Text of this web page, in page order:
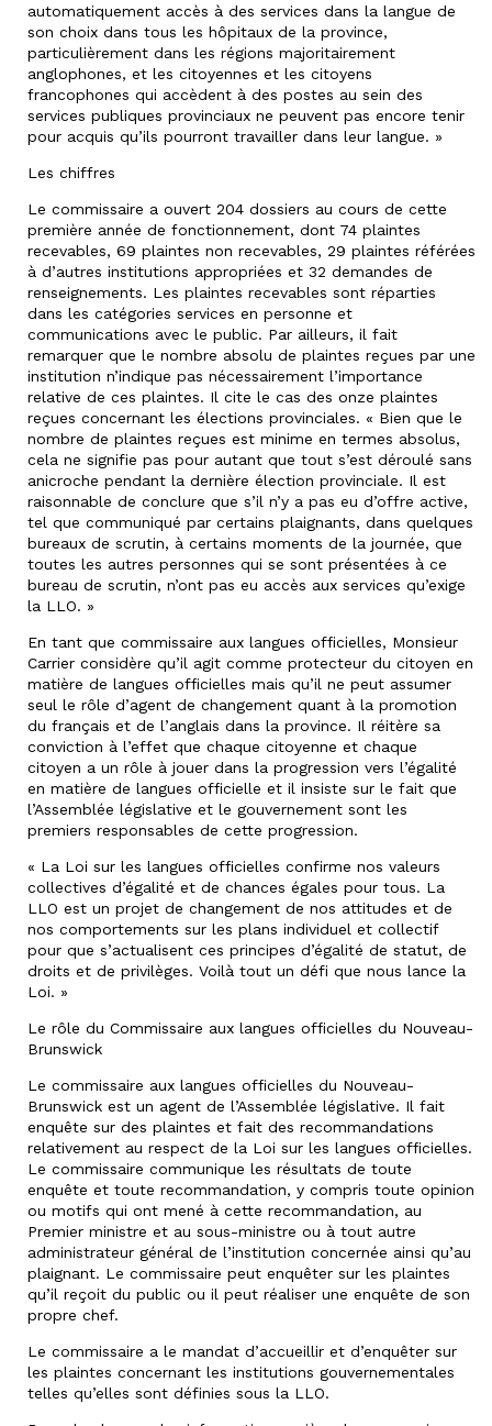
automatiquement accès à des services dans la langue de
son choix dans tous les hôpitaux de la province,
particulièrement dans les régions majoritairement
anglophones, et les citoyennes et les citoyens
francophones qui accèdent à des postes au sein des
services publiques provinciaux ne peuvent pas encore tenir
pour acquis qu’ils pourront travailler dans leur langue. »
Les chiffres
Le commissaire a ouvert 204 dossiers au cours de cette
première année de fonctionnement, dont 74 plaintes
recevables, 69 plaintes non recevables, 29 plaintes référées
à d’autres institutions appropriées et 32 demandes de
renseignements. Les plaintes recevables sont réparties
dans les catégories services en personne et
communications avec le public. Par ailleurs, il fait
remarquer que le nombre absolu de plaintes reçues par une
institution n’indique pas nécessairement l’importance
relative de ces plaintes. Il cite le cas des onze plaintes
reçues concernant les élections provinciales. « Bien que le
nombre de plaintes reçues est minime en termes absolus,
cela ne signifie pas pour autant que tout s’est déroulé sans
anicroche pendant la dernière élection provinciale. Il est
raisonnable de conclure que s’il n’y a pas eu d’offre active,
tel que communiqué par certains plaignants, dans quelques
bureaux de scrutin, à certains moments de la journée, que
toutes les autres personnes qui se sont présentées à ce
bureau de scrutin, n’ont pas eu accès aux services qu’exige
la LLO. »
En tant que commissaire aux langues officielles, Monsieur
Carrier considère qu’il agit comme protecteur du citoyen en
matière de langues officielles mais qu’il ne peut assumer
seul le rôle d’agent de changement quant à la promotion
du français et de l’anglais dans la province. Il réitère sa
conviction à l’effet que chaque citoyenne et chaque
citoyen a un rôle à jouer dans la progression vers l’égalité
en matière de langues officielle et il insiste sur le fait que
l’Assemblée législative et le gouvernement sont les
premiers responsables de cette progression.
« La Loi sur les langues officielles confirme nos valeurs
collectives d’égalité et de chances égales pour tous. La
LLO est un projet de changement de nos attitudes et de
nos comportements sur les plans individuel et collectif
pour que s’actualisent ces principes d’égalité de statut, de
droits et de privilèges. Voilà tout un défi que nous lance la
Loi. »
Le rôle du Commissaire aux langues officielles du Nouveau-
Brunswick
Le commissaire aux langues officielles du Nouveau-
Brunswick est un agent de l’Assemblée législative. Il fait
enquête sur des plaintes et fait des recommandations
relativement au respect de la Loi sur les langues officielles.
Le commissaire communique les résultats de toute
enquête et toute recommandation, y compris toute opinion
ou motifs qui ont mené à cette recommandation, au
Premier ministre et au sous-ministre ou à tout autre
administrateur général de l’institution concernée ainsi qu’au
plaignant. Le commissaire peut enquêter sur les plaintes
qu’il reçoit du public ou il peut réaliser une enquête de son
propre chef.
Le commissaire a le mandat d’accueillir et d’enquêter sur
les plaintes concernant les institutions gouvernementales
telles qu’elles sont définies sous la LLO.